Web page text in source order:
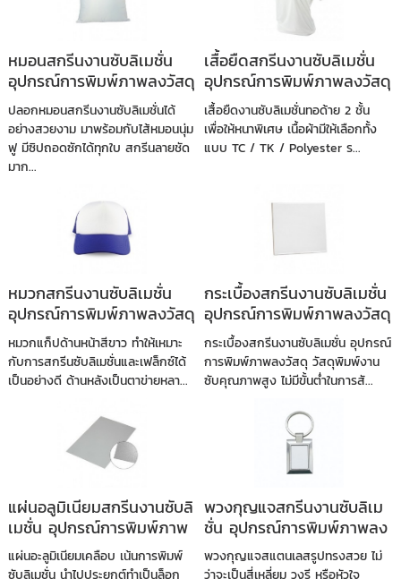
หมอนสกรีนงานซับลิเมชั่น
อุปกรณ์การพิมพ์ภาพลงวัสดุ
ปลอกหมอนสกรีนงานซับลิเมชั่นได้
อย่างสวยงาม มาพร้อมกับไส้หมอนนุ่ม
ฟู มีซิปถอดซักได้ทุกใบ สกรีนลายชัด
มาก...
เสื้อยืดสกรีนงานซับลิเมชั่น
อุปกรณ์การพิมพ์ภาพลงวัสดุ
เสื้อยืดงานซับลิเมชั่นทอด้าย 2 ชั้น
เพื่อให้หนาพิเศษ เนื้อผ้ามีให้เลือกทั้ง
แบบ TC / TK / Polyester ร...
หมวกสกรีนงานซับลิเมชั่น
อุปกรณ์การพิมพ์ภาพลงวัสดุ
หมวกแก็ปด้านหน้าสีขาว ทำให้เหมาะ
กับการสกรีนซับลิเมชั่นและเฟล็กซ์ได้
เป็นอย่างดี ด้านหลังเป็นตาข่ายหลา...
กระเบื้องสกรีนงานซับลิเมชั่น
อุปกรณ์การพิมพ์ภาพลงวัสดุ
กระเบื้องสกรีนงานซับลิเมชั่น อุปกรณ์
การพิมพ์ภาพลงวัสดุ วัสดุพิมพ์งาน
ซับคุณภาพสูง ไม่มีขั้นต่ำในการสั...
แผ่นอลูมิเนียมสกรีนงานซับลิ
เมชั่น อุปกรณ์การพิมพ์ภาพ
ลงวัสดุ
แผ่นอะลูมิเนียมเคลือบ เน้นการพิมพ์
พวงกุญแจสกรีนงานซับลิเม
ชั่น อุปกรณ์การพิมพ์ภาพลง
วัสดุ
พวงกุญแจสแตนเลสรูปทรงสวย ไม่